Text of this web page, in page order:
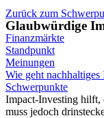
Zurück zum
Glaubwürdige
Finanzmärkte
Standpunkt
Meinungen
Wie geht nachhaltiges
Schwerpunkte
Impact-Investing hilft,
muss jedoch